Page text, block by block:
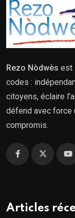
Rezo Nòdwès est
codes :
citoyens, éclaire
défend avec force
compromis.
Articles